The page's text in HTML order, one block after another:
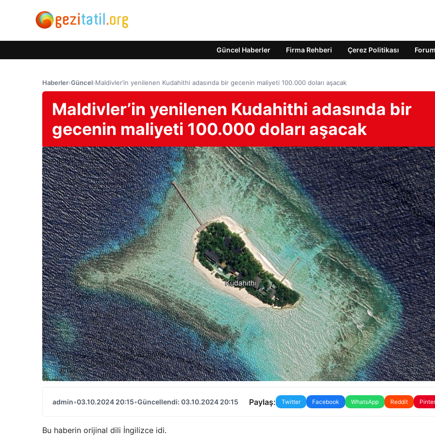
Güncel Haberler Firma Rehberi Çerez Politikası Forum
Haberler›Güncel›Maldivler’in yenilenen Kudahithi adasında bir gecenin maliyeti 100.000 doları aşacak
Maldivler’in yenilenen Kudahithi adasında bir
gecenin maliyeti 100.000 doları aşacak
admin•03.10.2024 20:15•Güncellendi: 03.10.2024 20:15 Paylaş: Twitter Facebook WhatsApp Reddit
Bu haberin orijinal dili İngilizce idi.